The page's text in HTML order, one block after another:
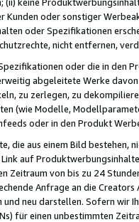
oder sonstiger
oder Spezifikationen
nicht entfernen,
oder die in
abgeleitete Werke
zu zerlegen, zu
(wie Modelle,
oder in den Produkt
die aus einem Bild bestehen,
auf
Zeitraum von bis zu 24
Anfrage an die
neu darstellen. Sofern wir
für einen unbestimmten